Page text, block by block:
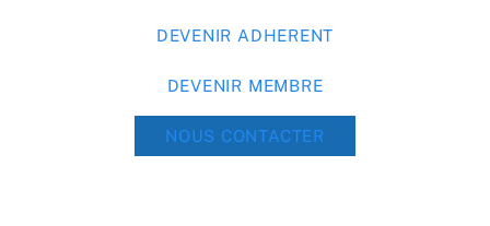
DEVENIR ADHERENT
DEVENIR MEMBRE
NOUS CONTACTER